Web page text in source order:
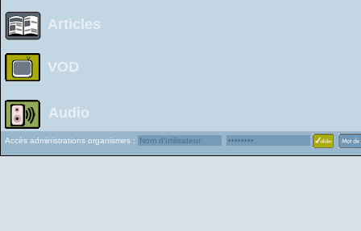
Articles
VOD
Audio
Accès administrations organismes :